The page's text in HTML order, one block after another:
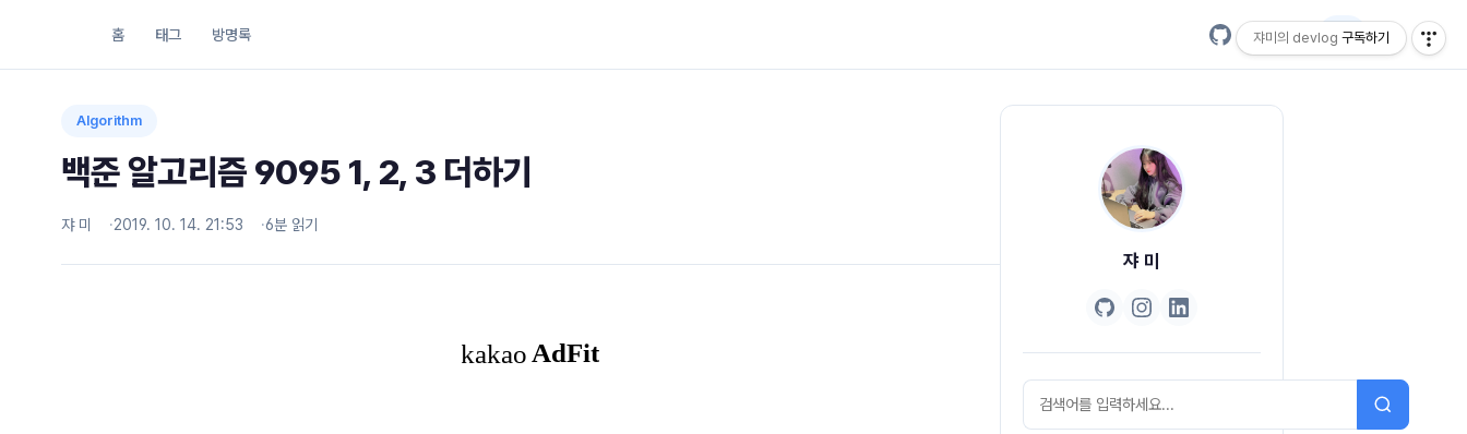
홈 태그 방명록 EN
Algorithm
백준 알고리즘 9095 1, 2, 3 더하기
쟈 미 2019. 10. 14. 21:53 6분 읽기
쟈 미
쟈미의 devlog 구독하기